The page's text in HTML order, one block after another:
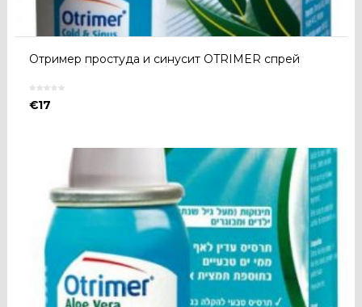
Отример простуда и синусит OTRIMER спрей
€17